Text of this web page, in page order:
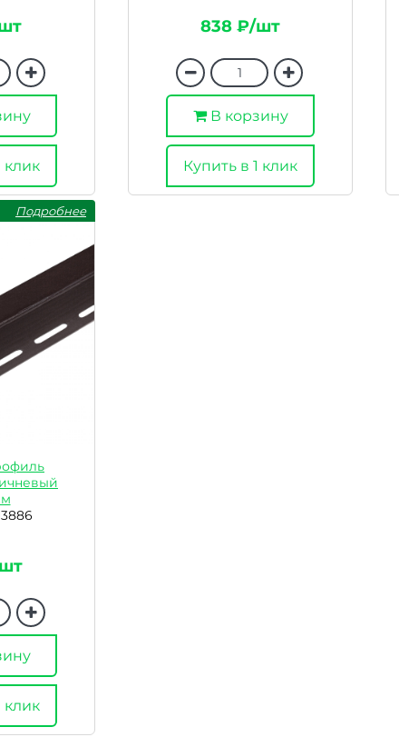
клик
838 ₽/шт
В корзину
Купить в 1 клик
Подробнее
клик